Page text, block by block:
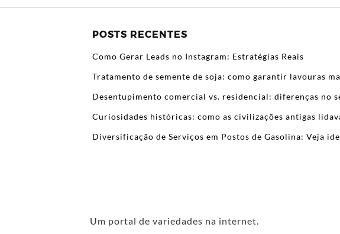
POSTS RECENTES
Como Gerar Leads no Instagram: Estratégias Reais
Tratamento de semente de soja: como garantir lavouras
Desentupimento comercial vs. residencial: diferenças no
Curiosidades históricas: como as civilizações antigas
Diversificação de Serviços em Postos de Gasolina: Veja
Um portal de variedades na internet.